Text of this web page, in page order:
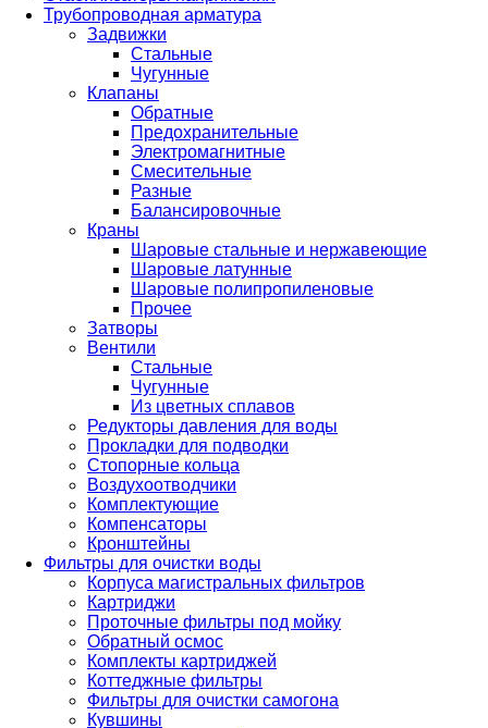
Трубопроводная арматура
Задвижки
Стальные
Чугунные
Клапаны
Обратные
Предохранительные
Электромагнитные
Смесительные
Разные
Балансировочные
Краны
Шаровые стальные и нержавеющие
Шаровые латунные
Шаровые полипропиленовые
Прочее
Затворы
Вентили
Стальные
Чугунные
Из цветных сплавов
Редукторы давления для воды
Прокладки для подводки
Стопорные кольца
Воздухоотводчики
Комплектующие
Компенсаторы
Кронштейны
Фильтры для очистки воды
Корпуса магистральных фильтров
Картриджи
Проточные фильтры под мойку
Обратный осмос
Комплекты картриджей
Коттеджные фильтры
Фильтры для очистки самогона
Кувшины